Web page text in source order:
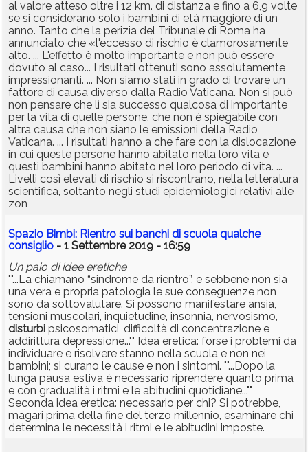
al valore atteso oltre i 12 km. di distanza e fino a 6,9 volte
se si considerano solo i bambini di età maggiore di un
anno. Tanto che la perizia del Tribunale di Roma ha
annunciato che «l'eccesso di rischio è clamorosamente
alto. ... L'effetto è molto importante e non può essere
dovuto al caso... I risultati ottenuti sono assolutamente
impressionanti. ... Non siamo stati in grado di trovare un
fattore di causa diverso dalla Radio Vaticana. Non si può
non pensare che lì sia successo qualcosa di importante
per la vita di quelle persone, che non è spiegabile con
altra causa che non siano le emissioni della Radio
Vaticana. ... I risultati hanno a che fare con la dislocazione
in cui queste persone hanno abitato nella loro vita e
questi bambini hanno abitato nel loro periodo di vita. ...
Livelli così elevati di rischio si riscontrano, nella letteratura
scientifica, soltanto negli studi epidemiologici relativi alle
zon
Spazio Bimbi: Rientro sui banchi di scuola qualche
consiglio - 1 Settembre 2019 - 16:59
Un paio di idee eretiche
""...La chiamano “sindrome da rientro”, e sebbene non sia
una vera e propria patologia le sue conseguenze non
sono da sottovalutare. Si possono manifestare ansia,
tensioni muscolari, inquietudine, insonnia, nervosismo,
disturbi psicosomatici, difficoltà di concentrazione e
addirittura depressione..."" Idea eretica: forse i problemi da
individuare e risolvere stanno nella scuola e non nei
bambini; si curano le cause e non i sintomi. ""...Dopo la
lunga pausa estiva è necessario riprendere quanto prima
e con gradualità i ritmi e le abitudini quotidiane...""
Seconda idea eretica: necessario per chi? Si potrebbe,
magari prima della fine del terzo millennio, esaminare chi
determina le necessità i ritmi e le abitudini imposte.